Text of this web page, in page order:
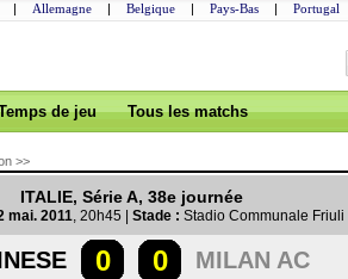
| Allemagne | Belgique | Pays-Bas | Portugal
de jeu Tous les matchs
>>
ITALIE, Série A, 38e journée
mai. 2011, 20h45 | Stade : Stadio Communale Friuli
0 0 MILAN AC